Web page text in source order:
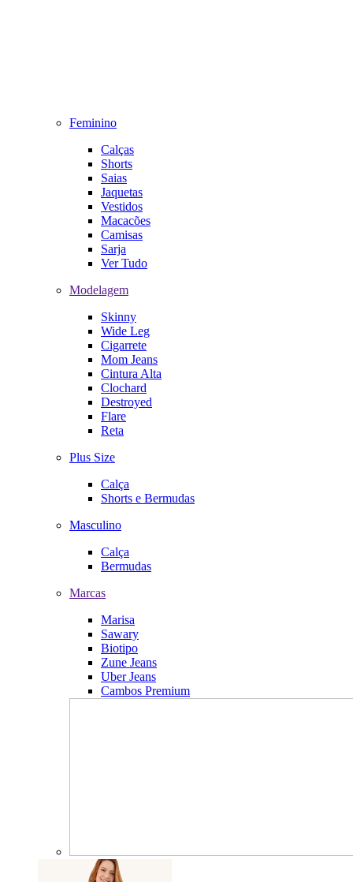
Feminino
Calças
Shorts
Saias
Jaquetas
Vestidos
Macacões
Camisas
Sarja
Ver Tudo
Modelagem
Skinny
Wide Leg
Cigarrete
Mom Jeans
Cintura Alta
Clochard
Destroyed
Flare
Reta
Plus Size
Calça
Shorts e Bermudas
Masculino
Calça
Bermudas
Marcas
Marisa
Sawary
Biotipo
Zune Jeans
Uber Jeans
Cambos Premium